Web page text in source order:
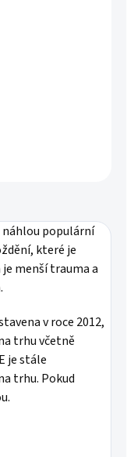
náhlou populární
které je
menší trauma a
v roce 2012,
trhu včetně
je stále
trhu. Pokud